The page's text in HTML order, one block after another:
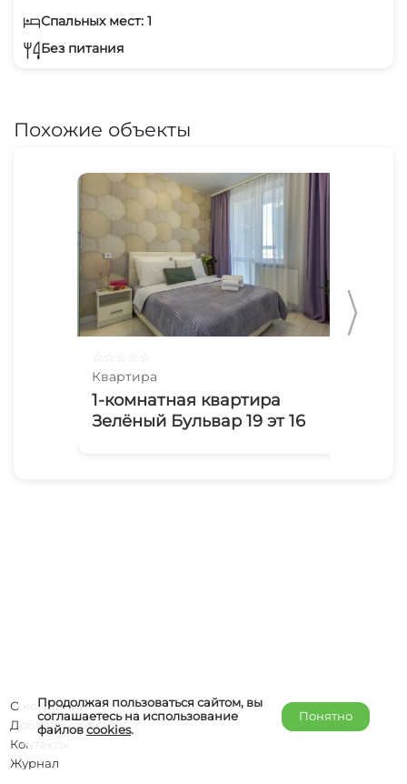
Спальных мест: 1
Без питания
Похожие объекты
Квартира
1-комнатная квартира
Зелёный Бульвар 19 эт 16
Продолжая пользоваться сайтом, вы
соглашаетесь на использование
файловcookies.
Понятно
О компании
Добавить объект
Контакты
Журнал